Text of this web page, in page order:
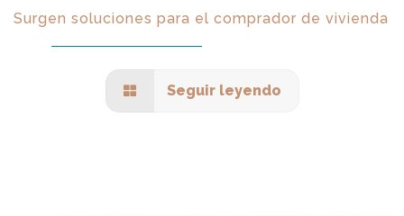
Surgen soluciones para el comprador de vivienda
Seguir leyendo